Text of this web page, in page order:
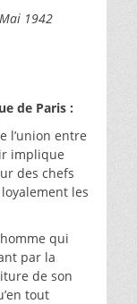
1942
de Paris :
l’union entre
implique
des chefs
les
qui
par la
de son
tout